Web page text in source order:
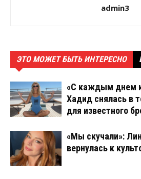
admin3
ЭТО МОЖЕТ БЫТЬ ИНТЕРЕСНО
«С каждым днем
Хадид снялась в
для известного
«Мы скучали»:
вернулась к